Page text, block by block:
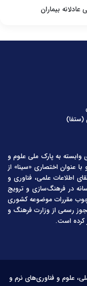
بیماران
(ستفا)
وابسته به پارک ملی علوم و
عنوان اختصاری «سینا» از
ارتقای اطلاعات علمی، فناوری و
در فرهنگ‌سازی و ترویج
مقررات موضوعه کشوری
رسمی از وزارت فرهنگ و
علوم و فناوری‌های نرم و